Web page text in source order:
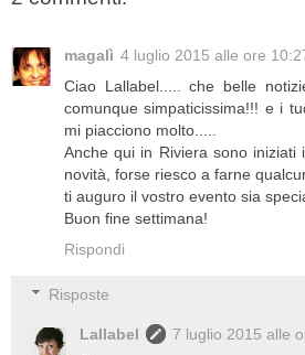
magalì 4 luglio 2015 alle ore
Ciao Lallabel..... che belle
comunque simpaticissima!!! e i
mi piacciono molto.....
Anche qui in Riviera sono iniziati
novità, forse riesco a farne
ti auguro il vostro evento sia
Buon fine settimana!
Rispondi
Risposte
Lallabel
7 luglio 2015 alle